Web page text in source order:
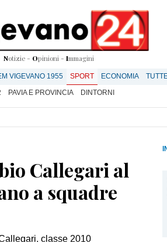
Notizie - Opinioni - Immagini
VIGEVANO 1955 SPORT ECONOMIA
PAVIA E PROVINCIA DINTORNI
Callegari al
a squadre